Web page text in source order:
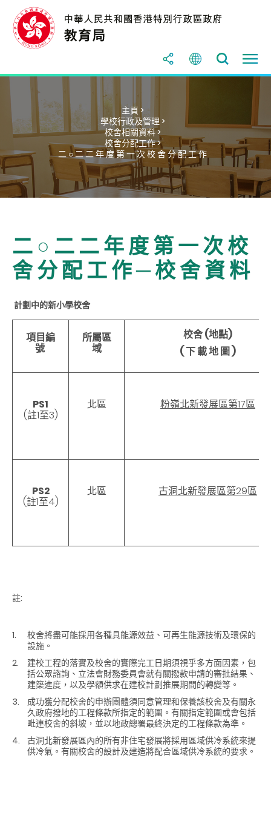
主頁 >
學校行政及管理 >
校舍相關資料 >
校舍分配工作 >
二 ○ 二 二 年 度 第 一 次 校 舍 分 配 工 作
二 ○ 二 二 年 度 第 一 次 校
舍 分 配 工 作 ─ 校 舍 資 料
計劃中的新小學校舍
項目編
號
所屬區
域
校舍 (地點)
( 下 載 地 圖 )
PS1
(註1至3)
北區 粉嶺北新發展區第17區
PS2
(註1至4)
北區 古洞北新發展區第29區
註:
校舍將盡可能採用各種具能源效益、可再生能源技術及環保的
設施。
建校工程的落實及校舍的實際完工日期須視乎多方面因素，包
括公眾諮詢、立法會財務委員會就有關撥款申請的審批結果、
建築進度，以及學額供求在建校計劃推展期間的轉變等。
成功獲分配校舍的申辦團體須同意管理和保養該校舍及有關永
久政府撥地的工程條款所指定的範圍。有關指定範圍或會包括
毗連校舍的斜坡，並以地政總署最終決定的工程條款為準。
古洞北新發展區內的所有非住宅發展將採用區域供冷系統來提
供冷氣。有關校舍的設計及建造將配合區域供冷系統的要求。